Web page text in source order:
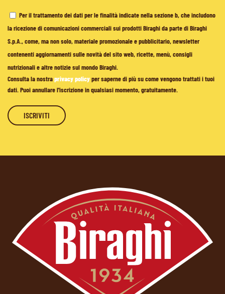
Per il trattamento dei dati per le finalità indicate nella sezione b, che includono
la ricezione di comunicazioni commerciali sui prodotti Biraghi da parte di Biraghi
S.p.A., come, ma non solo, materiale promozionale e pubblicitario, newsletter
contenenti aggiornamenti sulle novità del sito web, ricette, menù, consigli
nutrizionali e altre notizie sul mondo Biraghi.
Consulta la nostraprivacy policyper saperne di più su come vengono trattati i tuoi
dati. Puoi annullare l'iscrizione in qualsiasi momento, gratuitamente.